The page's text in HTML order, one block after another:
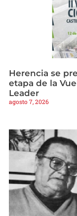
Herencia se
etapa de la
Leader
agosto 7, 2026